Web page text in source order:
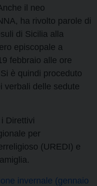
il neo
ha rivolto parole di
di Sicilia alla
episcopale a
febbraio alle ore
è quindi proceduto
verbali delle sedute
Direttivi
per
(UREDI) e
invernale (gennaio